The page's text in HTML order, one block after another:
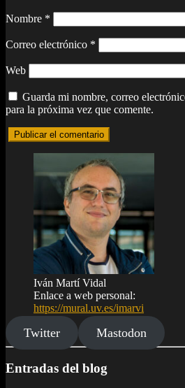
Nombre *
Correo electrónico *
Web
Guarda mi nombre, correo
para la próxima vez que comente.
Iván Martí Vidal
Enlace a web personal:
https://mural.uv.es/imarvi
Twitter Mastodon
Entradas del blog